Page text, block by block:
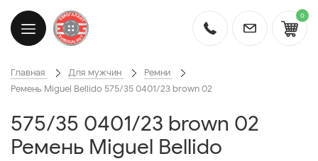
0
Главная Для мужчин
Ремни
Ремень Miguel Bellido 575/35 0401/23 brown 02
575/35 0401/23 brown 02
Ремень Miguel Bellido